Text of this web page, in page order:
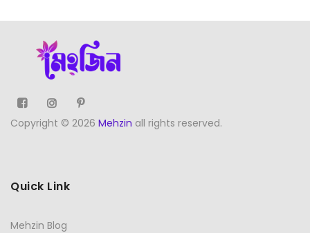
Copyright © 2026 Mehzin all rights reserved.
Quick Link
Mehzin Blog